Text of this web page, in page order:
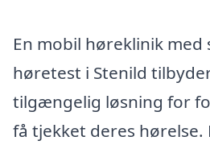
En mobil høreklinik med
høretest i Stenild
tilgængelig løsning for
få tjekket deres hørelse.